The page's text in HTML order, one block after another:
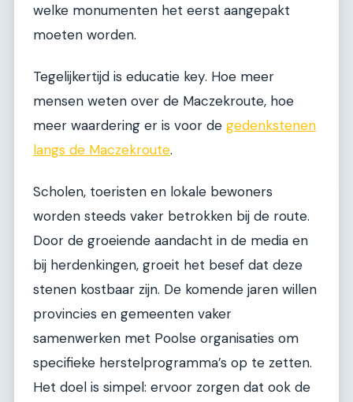
welke monumenten het eerst aangepakt
moeten worden.
Tegelijkertijd is educatie key. Hoe meer
mensen weten over de Maczekroute, hoe
meer waardering er is voor de gedenkstenen
langs de Maczekroute.
Scholen, toeristen en lokale bewoners
worden steeds vaker betrokken bij de route.
Door de groeiende aandacht in de media en
bij herdenkingen, groeit het besef dat deze
stenen kostbaar zijn. De komende jaren willen
provincies en gemeenten vaker
samenwerken met Poolse organisaties om
specifieke herstelprogramma’s op te zetten.
Het doel is simpel: ervoor zorgen dat ook de